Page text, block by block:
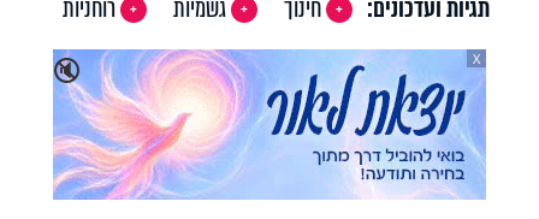
תגיות ועדכונים: חינוך גשמיות
רוחניות
🔇
X